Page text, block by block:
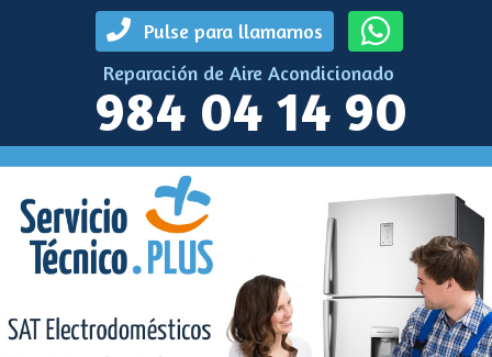
Pulse para llamarnos
Reparación de Aire Acondicionado
984 04 14 90